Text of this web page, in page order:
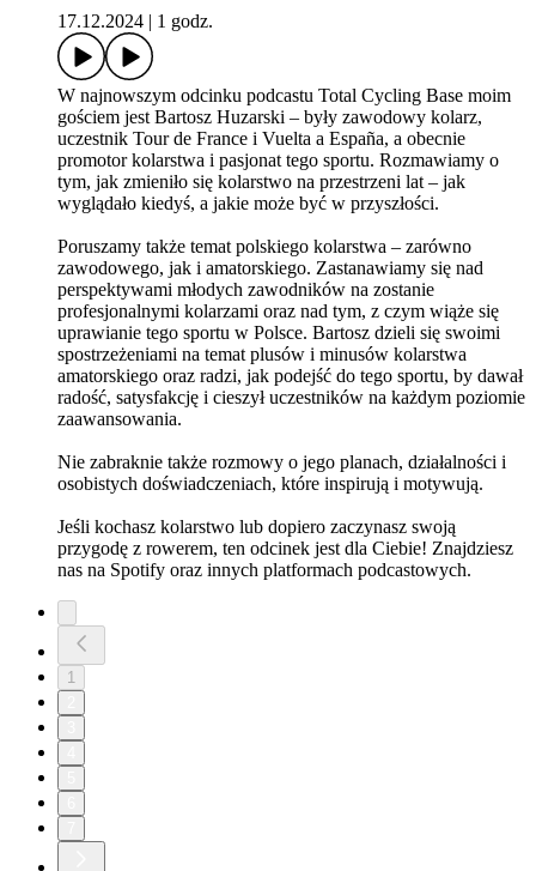
17.12.2024 1 godz.
W najnowszym odcinku podcastu Total Cycling Base moim
gościem jest Bartosz Huzarski – były zawodowy kolarz,
uczestnik Tour de France i Vuelta a España, a obecnie
promotor kolarstwa i pasjonat tego sportu. Rozmawiamy o
tym, jak zmieniło się kolarstwo na przestrzeni lat – jak
wyglądało kiedyś, a jakie może być w przyszłości.
Poruszamy także temat polskiego kolarstwa – zarówno
zawodowego, jak i amatorskiego. Zastanawiamy się nad
perspektywami młodych zawodników na zostanie
profesjonalnymi kolarzami oraz nad tym, z czym wiąże się
uprawianie tego sportu w Polsce. Bartosz dzieli się swoimi
spostrzeżeniami na temat plusów i minusów kolarstwa
amatorskiego oraz radzi, jak podejść do tego sportu, by dawał
radość, satysfakcję i cieszył uczestników na każdym poziomie
zaawansowania.
Nie zabraknie także rozmowy o jego planach, działalności i
osobistych doświadczeniach, które inspirują i motywują.
Jeśli kochasz kolarstwo lub dopiero zaczynasz swoją
przygodę z rowerem, ten odcinek jest dla Ciebie! Znajdziesz
nas na Spotify oraz innych platformach podcastowych.
1